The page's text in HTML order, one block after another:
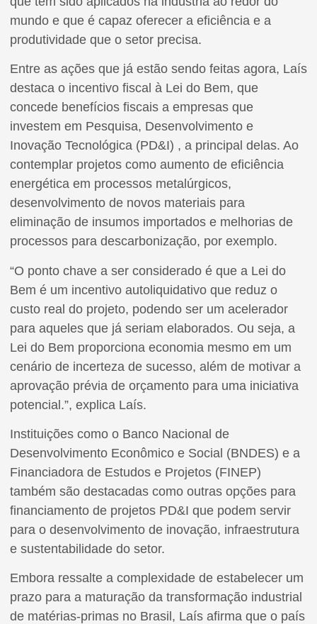
mundo e que é capaz oferecer a eficiência e a
produtividade que o setor precisa.
Entre as ações que já estão sendo feitas agora, Laís
destaca o incentivo fiscal à Lei do Bem, que
concede benefícios fiscais a empresas que
investem em Pesquisa, Desenvolvimento e
Inovação Tecnológica (PD&I) , a principal delas. Ao
contemplar projetos como aumento de eficiência
energética em processos metalúrgicos,
desenvolvimento de novos materiais para
eliminação de insumos importados e melhorias de
processos para descarbonização, por exemplo.
“O ponto chave a ser considerado é que a Lei do
Bem é um incentivo autoliquidativo que reduz o
custo real do projeto, podendo ser um acelerador
para aqueles que já seriam elaborados. Ou seja, a
Lei do Bem proporciona economia mesmo em um
cenário de incerteza de sucesso, além de motivar a
aprovação prévia de orçamento para uma iniciativa
potencial.”, explica Laís.
Instituições como o Banco Nacional de
Desenvolvimento Econômico e Social (BNDES) e a
Financiadora de Estudos e Projetos (FINEP)
também são destacadas como outras opções para
financiamento de projetos PD&I que podem servir
para o desenvolvimento de inovação, infraestrutura
e sustentabilidade do setor.
Embora ressalte a complexidade de estabelecer um
prazo para a maturação da transformação industrial
de matérias-primas no Brasil, Laís afirma que o país